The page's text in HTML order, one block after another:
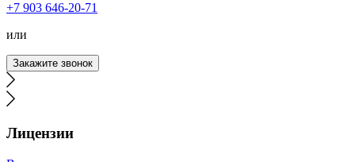
+7 903 646-20-71
или
Закажите звонок
Лицензии